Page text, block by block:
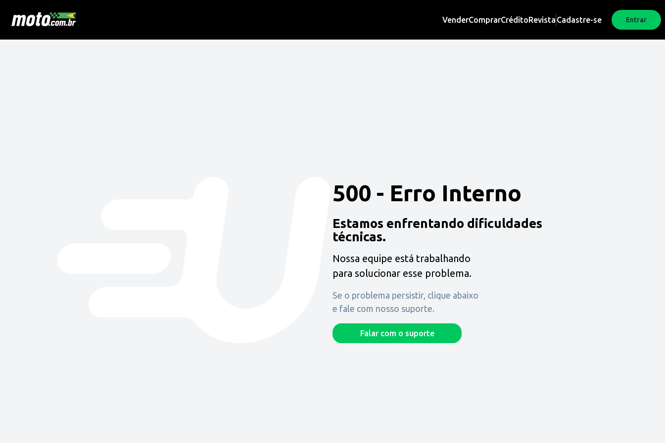
VenderComprarCréditoRevista Cadastre-se Entrar
500 - Erro Interno
Estamos enfrentando dificuldades
técnicas.
Nossa equipe está trabalhando
para solucionar esse problema.
Se o problema persistir, clique abaixo
e fale com nosso suporte.
Falar com o suporte